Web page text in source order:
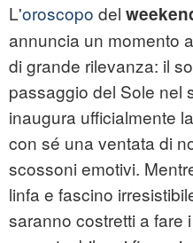
L'oroscopo del
annuncia un momento
di grande rilevanza: il
passaggio del Sole nel
inaugura ufficialmente
con sé una ventata di
scossoni emotivi.
linfa e fascino
saranno costretti a fare